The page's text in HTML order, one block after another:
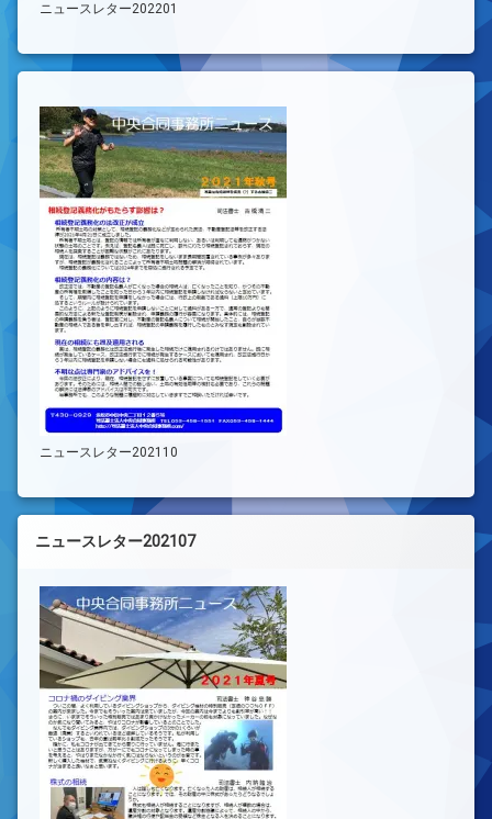
ニュースレター202201
ニュースレター202110
ニュースレター202107